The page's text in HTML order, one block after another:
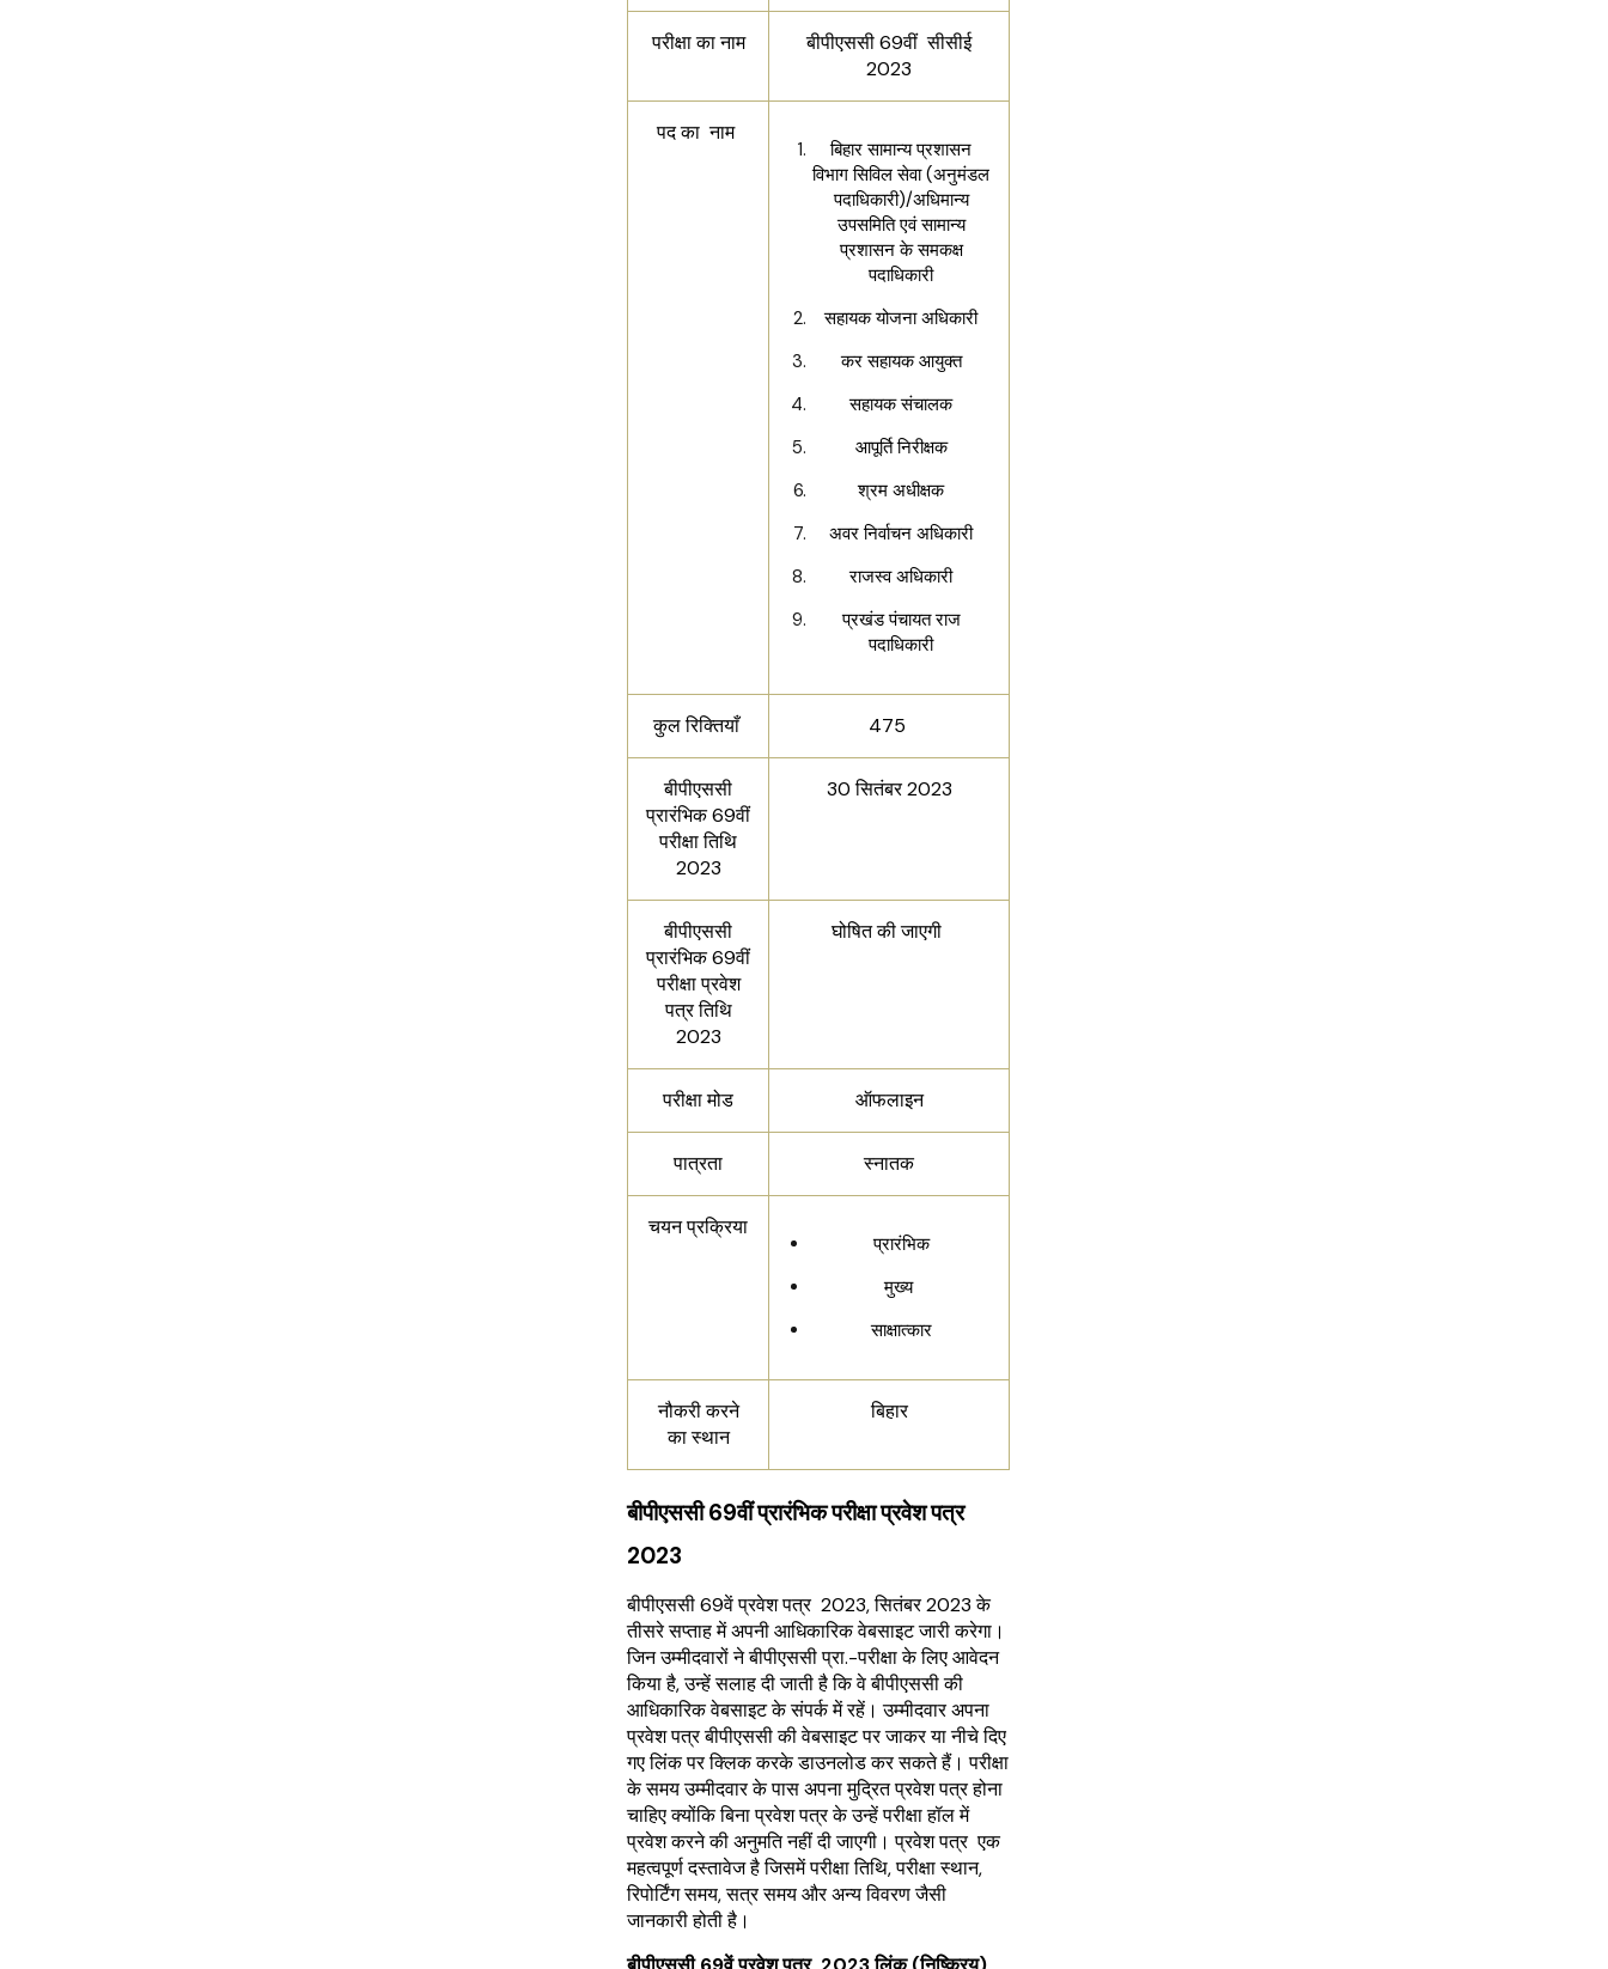
परीक्षा का नाम
बीपीएससी 69वीं सीसीई
2023
पद का नाम
बिहार सामान्य प्रशासन
विभाग सिविल सेवा (अनुमंडल
पदाधिकारी)/अधिमान्य
उपसमिति एवं सामान्य
प्रशासन के समकक्ष
पदाधिकारी
सहायक योजना अधिकारी
कर सहायक आयुक्त
सहायक संचालक
आपूर्ति निरीक्षक
श्रम अधीक्षक
अवर निर्वाचन अधिकारी
राजस्व अधिकारी
प्रखंड पंचायत राज
पदाधिकारी
कुल रिक्तियाँ 475
बीपीएससी
प्रारंभिक 69वीं
परीक्षा तिथि
2023
30 सितंबर 2023
बीपीएससी
प्रारंभिक 69वीं
परीक्षा प्रवेश
पत्र तिथि
2023
घोषित की जाएगी
परीक्षा मोड ऑफलाइन
पात्रता स्नातक
चयन प्रक्रिया
प्रारंभिक
मुख्य
साक्षात्कार
नौकरी करने
का स्थान
बिहार
बीपीएससी 69वीं प्रारंभिक परीक्षा प्रवेश पत्र
2023
बीपीएससी 69वें प्रवेश पत्र 2023, सितंबर 2023 के
तीसरे सप्ताह में अपनी आधिकारिक वेबसाइट जारी करेगा।
जिन उम्मीदवारों ने बीपीएससी प्रा.-परीक्षा के लिए आवेदन
किया है, उन्हें सलाह दी जाती है कि वे बीपीएससी की
आधिकारिक वेबसाइट के संपर्क में रहें। उम्मीदवार अपना
प्रवेश पत्र बीपीएससी की वेबसाइट पर जाकर या नीचे दिए
गए लिंक पर क्लिक करके डाउनलोड कर सकते हैं। परीक्षा
के समय उम्मीदवार के पास अपना मुद्रित प्रवेश पत्र होना
चाहिए क्योंकि बिना प्रवेश पत्र के उन्हें परीक्षा हॉल में
प्रवेश करने की अनुमति नहीं दी जाएगी। प्रवेश पत्र एक
महत्वपूर्ण दस्तावेज है जिसमें परीक्षा तिथि, परीक्षा स्थान,
रिपोर्टिंग समय, सत्र समय और अन्य विवरण जैसी
जानकारी होती है।